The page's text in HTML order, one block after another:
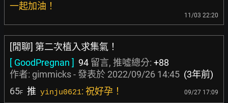
一起加油！
11/03 22:20
[閒聊] 第二次植入求集氣！
[ GoodPregnan ] 94 留言, 推噓總分: +88
作者: gimmicks- 發表於 2022/09/26 14:45 (3年前)
65F 推 yinju0621: 祝好孕！ 09/27 17:09